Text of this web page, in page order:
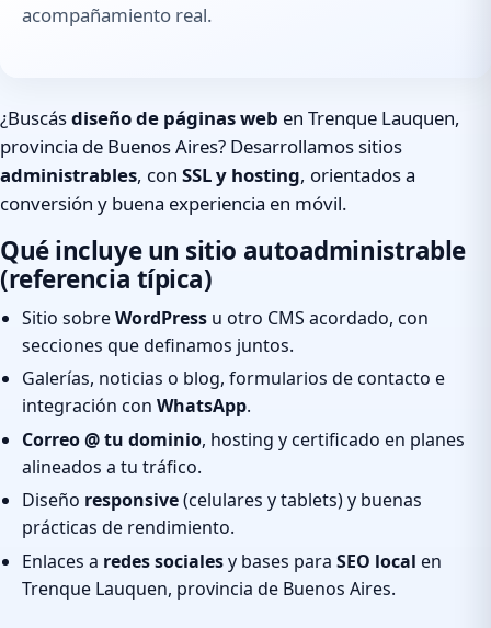
acompañamiento real.
¿Buscásdiseño de páginas web en Trenque Lauquen,
provincia de Buenos Aires? Desarrollamos sitios
administrables, con SSL y hosting, orientados a
conversión y buena experiencia en móvil.
Qué incluye un sitio autoadministrable
(referencia típica)
Sitio sobreWordPress u otro CMS acordado, con
secciones que definamos juntos.
Galerías, noticias o blog, formularios de contacto e
integración con WhatsApp.
Correo @ tu dominio, hosting y certificado en planes
alineados a tu tráfico.
Diseño responsive(celulares y tablets) y buenas
prácticas de rendimiento.
Enlaces a redes socialesy bases para SEO local en
Trenque Lauquen, provincia de Buenos Aires.